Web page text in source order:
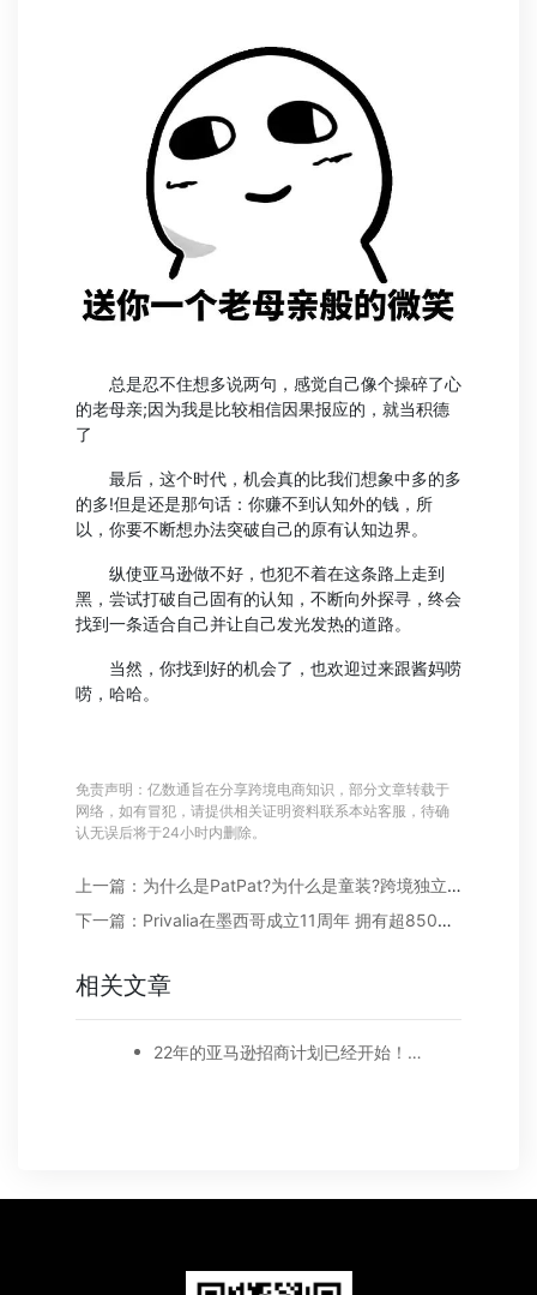
总是忍不住想多说两句，感觉自己像个操碎了心
的老母亲;因为我是比较相信因果报应的，就当积德
了
最后，这个时代，机会真的比我们想象中多的多
的多!但是还是那句话：你赚不到认知外的钱，所
以，你要不断想办法突破自己的原有认知边界。
纵使亚马逊做不好，也犯不着在这条路上走到
黑，尝试打破自己固有的认知，不断向外探寻，终会
找到一条适合自己并让自己发光发热的道路。
当然，你找到好的机会了，也欢迎过来跟酱妈唠
唠，哈哈。
免责声明：亿数通旨在分享跨境电商知识，部分文章转载于
网络，如有冒犯，请提供相关证明资料联系本站客服，待确
认无误后将于24小时内删除。
上一篇：为什么是PatPat?为什么是童装?跨境独立站新赛道又现黑马
下一篇：Privalia在墨西哥成立11周年 拥有超850万用户
相关文章
22年的亚马逊招商计划已经开始！你在观望还是已经启程了呢？